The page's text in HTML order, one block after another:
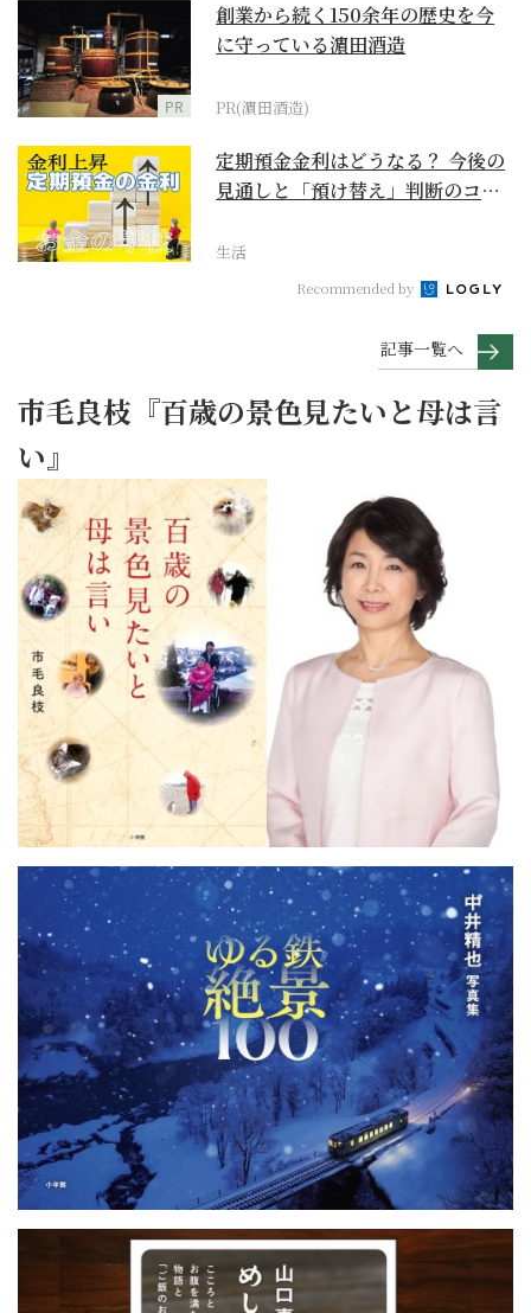
PR
創業から続く150余年の歴史を今
に守っている濵田酒造
PR(濵田酒造)
定期預金金利はどうなる？ 今後の
見通しと「預け替え」判断のコツ
生活
Recommended by
記事一覧へ
市毛良枝『百歳の景色見たいと母は言
い』